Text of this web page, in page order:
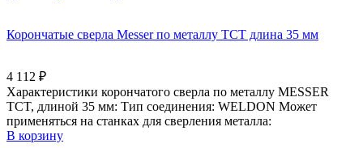
Корончатые сверла Messer по металлу ТСТ длина 35 мм
4 112 ₽
Характеристики корончатого сверла по металлу MESSER
TCT, длиной 35 мм: Тип соединения: WELDON Может
применяться на станках для сверления металла:
В корзину